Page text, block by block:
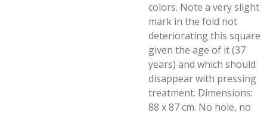
colors. Note a very slight
mark in the fold not
deteriorating this square
given the age of it (37
years) and which should
disappear with pressing
treatment. Dimensions:
88 x 87 cm. No hole, no